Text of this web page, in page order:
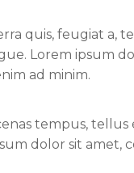
quis, feugiat
Lorem ipsum
ad minim.
tempus,
dolor sit